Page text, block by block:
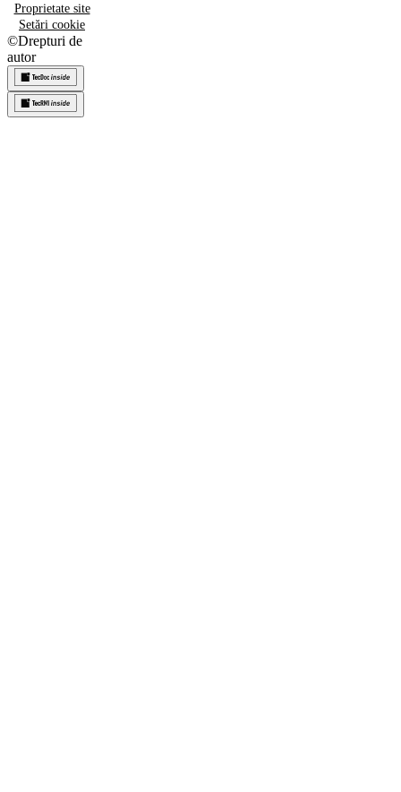
Proprietate site
Setări cookie
©Drepturi de
autor